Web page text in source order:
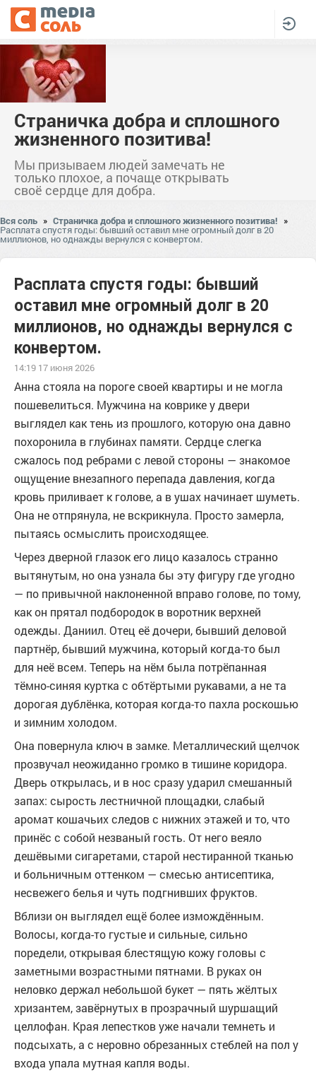
Страничка добра и сплошного
жизненного позитива!
Мы призываем людей замечать не
только плохое, а почаще открывать
своё сердце для добра.
Вся соль » Страничка добра и сплошного жизненного позитива! »
Расплата спустя годы: бывший оставил мне огромный долг в 20
миллионов, но однажды вернулся с конвертом.
Расплата спустя годы: бывший
оставил мне огромный долг в 20
миллионов, но однажды вернулся с
конвертом.
14:19 17 июня 2026
Анна стояла на пороге своей квартиры и не могла
пошевелиться. Мужчина на коврике у двери
выглядел как тень из прошлого, которую она давно
похоронила в глубинах памяти. Сердце слегка
сжалось под ребрами с левой стороны — знакомое
ощущение внезапного перепада давления, когда
кровь приливает к голове, а в ушах начинает шуметь.
Она не отпрянула, не вскрикнула. Просто замерла,
пытаясь осмыслить происходящее.
Через дверной глазок его лицо казалось странно
вытянутым, но она узнала бы эту фигуру где угодно
— по привычной наклоненной вправо голове, по тому,
как он прятал подбородок в воротник верхней
одежды. Даниил. Отец её дочери, бывший деловой
партнёр, бывший мужчина, который когда-то был
для неё всем. Теперь на нём была потрёпанная
тёмно-синяя куртка с обтёртыми рукавами, а не та
дорогая дублёнка, которая когда-то пахла роскошью
и зимним холодом.
Она повернула ключ в замке. Металлический щелчок
прозвучал неожиданно громко в тишине коридора.
Дверь открылась, и в нос сразу ударил смешанный
запах: сырость лестничной площадки, слабый
аромат кошачьих следов с нижних этажей и то, что
принёс с собой незваный гость. От него веяло
дешёвыми сигаретами, старой нестиранной тканью
и больничным оттенком — смесью антисептика,
несвежего белья и чуть подгнивших фруктов.
Вблизи он выглядел ещё более измождённым.
Волосы, когда-то густые и сильные, сильно
поредели, открывая блестящую кожу головы с
заметными возрастными пятнами. В руках он
неловко держал небольшой букет — пять жёлтых
хризантем, завёрнутых в прозрачный шуршащий
целлофан. Края лепестков уже начали темнеть и
подсыхать, а с неровно обрезанных стеблей на пол у
входа упала мутная капля воды.